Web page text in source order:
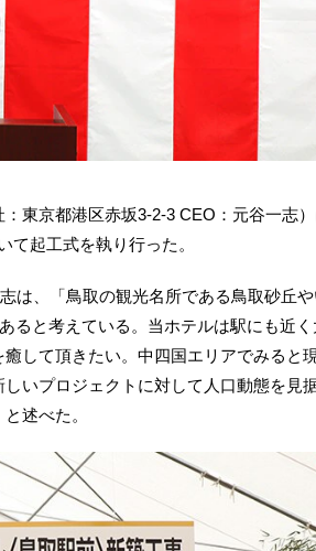
東京都港区赤坂3-2-3 CEO：元谷一志）
起工式を執り行った。
は、「鳥取の観光名所である鳥取砂丘
ると考えている。当ホテルは駅にも近
して頂きたい。中四国エリアでみると
いプロジェクトに対して人口動態を見
述べた。